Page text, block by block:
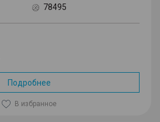
78495
Подробнее
В избранное